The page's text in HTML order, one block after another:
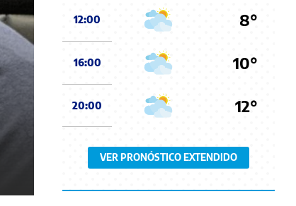
12:00 8°
16:00 10°
20:00 12°
VER PRONÓSTICO EXTENDIDO